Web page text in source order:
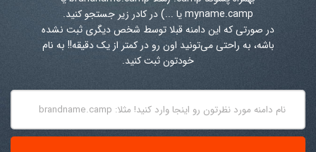
myname.camp یا ...) در کادر زیر جستجو کنید.
در صورتی که این دامنه قبلا توسط شخص دیگری ثبت نشده
باشه، به راحتی می‌تونید اون رو در کمتر از یک دقیقه!! به نام
خودتون ثبت کنید.